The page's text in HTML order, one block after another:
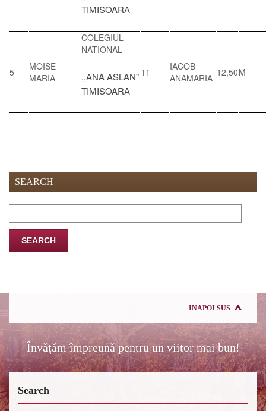
TIMISOARA
5
MOISE
MARIA
COLEGIUL
NATIONAL
,,ANA ASLAN"
TIMISOARA
11
IACOB
ANAMARIA 12,50M
SEARCH
for:
INAPOI SUS
Învăţăm împreună pentru un viitor mai bun!
Search